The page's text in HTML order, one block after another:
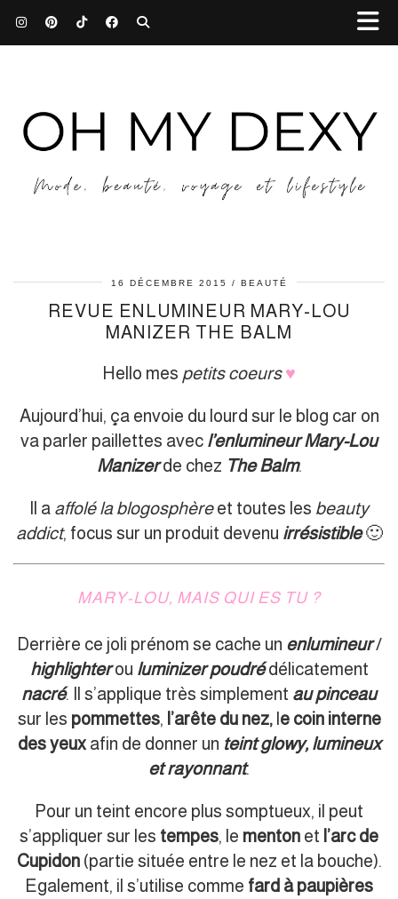
16 DÉCEMBRE 2015 BEAUTÉ
REVUE ENLUMINEUR MARY-LOU
MANIZER THE BALM
Hello mes petits coeurs ♥
Aujourd’hui, ça envoie du lourd sur le blog car on
va parler paillettes avec l’enlumineur Mary-Lou
Manizerde chez The Balm.
Il a affolé la blogosphèreet toutes les beauty
addict, focus sur un produit devenu irrésistible🙂
MARY-LOU, MAIS QUI ES TU ?
Derrière ce joli prénom se cache un enlumineur /
highlighterou luminizer poudrédélicatement
nacré. Il s’applique très simplement au pinceau
sur les pommettes, l’arête du nez,le coin interne
des yeuxafin de donner un teint glowy, lumineux
et rayonnant.
Pour un teint encore plus somptueux, il peut
s’appliquer sur les tempes, le menton et l’arc de
Cupidon(partie située entre le nez et la bouche).
Egalement, il s’utilise comme fard à paupières